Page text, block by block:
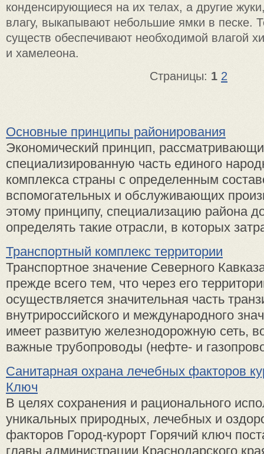
конденсирующиеся на их телах, а другие
влагу, выкапывают небольшие ямки в песке.
существ обеспечивают необходимой влагой
и хамелеона.
Страницы: 1 2
Основные принципы районирования
Экономический принцип,
специализированную часть единого
комплекса страны с определенным
вспомогательных и обслуживающих
этому принципу, специализацию района
определять такие отрасли, в которых
Транспортный комплекс территории
Транспортное значение Северного
прежде всего тем, что через его
осуществляется значительная часть
внутрироссийского и международного
имеет развитую железнодорожную сеть,
важные трубопроводы (нефте- и
Санитарная охрана лечебных факторов
Ключ
В целях сохранения и рационального
уникальных природных, лечебных и
факторов Город-курорт Горячий ключ
главы администрации Краснодарского